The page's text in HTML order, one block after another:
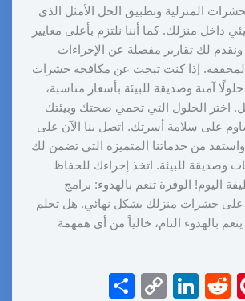
المنزلية وتطبيق الحل الأمثل الذي
داخل منزلك. كما أننا نلتزم بأعلى معايير
ونقدم لك تقارير مفصلة عن الإجراءات
المحققة. إذا كنت تبحث عن مكافحة حشرات
آمنة وصديقة للبيئة بأسعار مناسبة،
اختر الحلول التي تحمي صحتك وبيئتك
على سلامة أسرتك. اتصل بنا الآن على
الرقم 94013317 واستفد من خدماتنا المتميزة التي تضمن لك
وصديقة للبيئة. اتخذ إجراءك للحفاظ
اليوم! الوفرة تنعم بالهدوء: برامج
حشرات منزلك بشكل نهائي. هل تحلم
بالهدوء التام، خالياً من أي همهمة
Pi
R
Li
C